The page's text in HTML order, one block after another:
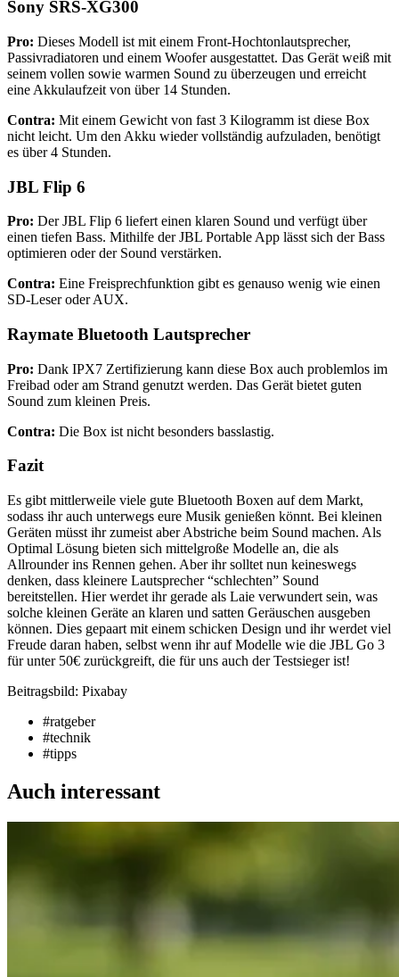
Sony SRS-XG300
Pro: Dieses Modell ist mit einem Front-Hochtonlautsprecher,
Passivradiatoren und einem Woofer ausgestattet. Das Gerät weiß mit
seinem vollen sowie warmen Sound zu überzeugen und erreicht
eine Akkulaufzeit von über 14 Stunden.
Contra: Mit einem Gewicht von fast 3 Kilogramm ist diese Box
nicht leicht. Um den Akku wieder vollständig aufzuladen, benötigt
es über 4 Stunden.
JBL Flip 6
Pro: Der JBL Flip 6 liefert einen klaren Sound und verfügt über
einen tiefen Bass. Mithilfe der JBL Portable App lässt sich der Bass
optimieren oder der Sound verstärken.
Contra: Eine Freisprechfunktion gibt es genauso wenig wie einen
SD-Leser oder AUX.
Raymate Bluetooth Lautsprecher
Pro: Dank IPX7 Zertifizierung kann diese Box auch problemlos im
Freibad oder am Strand genutzt werden. Das Gerät bietet guten
Sound zum kleinen Preis.
Contra: Die Box ist nicht besonders basslastig.
Fazit
Es gibt mittlerweile viele gute Bluetooth Boxen auf dem Markt,
sodass ihr auch unterwegs eure Musik genießen könnt. Bei kleinen
Geräten müsst ihr zumeist aber Abstriche beim Sound machen. Als
Optimal Lösung bieten sich mittelgroße Modelle an, die als
Allrounder ins Rennen gehen. Aber ihr solltet nun keineswegs
denken, dass kleinere Lautsprecher “schlechten” Sound
bereitstellen. Hier werdet ihr gerade als Laie verwundert sein, was
solche kleinen Geräte an klaren und satten Geräuschen ausgeben
können. Dies gepaart mit einem schicken Design und ihr werdet viel
Freude daran haben, selbst wenn ihr auf Modelle wie die JBL Go 3
für unter 50€ zurückgreift, die für uns auch der Testsieger ist!
Beitragsbild: Pixabay
#ratgeber
#technik
#tipps
Auch interessant